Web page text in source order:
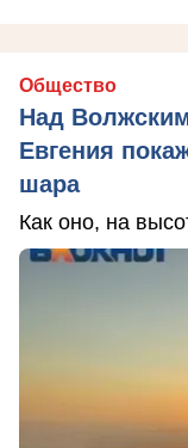
Общество
Над
Евгения
шара
Как оно, на